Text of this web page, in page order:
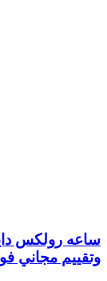
ساعه رولكس
وتقييم مجاني